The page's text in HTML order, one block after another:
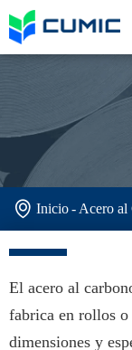
 Inicio Acero al
El acero al
fabrica en rollos o
dimensiones y